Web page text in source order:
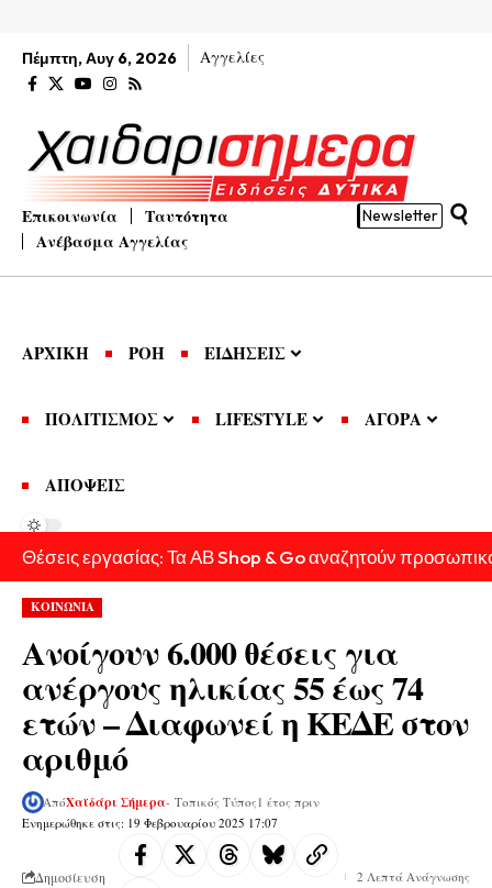
Πέμπτη, Αυγ 6, 2026 Αγγελίες
Επικοινωνία
Ταυτότητα
Ανέβασμα Αγγελίας
Newsletter
ΑΡΧΙΚΗ ΡΟΗ ΕΙΔΗΣΕΙΣ
ΠΟΛΙΤΙΣΜΟΣ LIFESTYLE ΑΓΟΡΑ
ΑΠΟΨΕΙΣ
Θέσεις εργασίας: Τα ΑΒ Shop & Go αναζητούν
ΚΟΙΝΩΝΙΑ
Ανοίγουν 6.000 θέσεις για
ανέργους ηλικίας 55 έως 74
ετών – Διαφωνεί η ΚΕΔΕ στον
αριθμό
Ενημερώθηκε στις: 19 Φεβρουαρίου 2025 17:07
ΑπόΧαϊδάρι Σήμερα- Τοπικός Τύπος 1 έτος πριν
Δημοσίευση 2 Λεπτά Ανάγνωσης